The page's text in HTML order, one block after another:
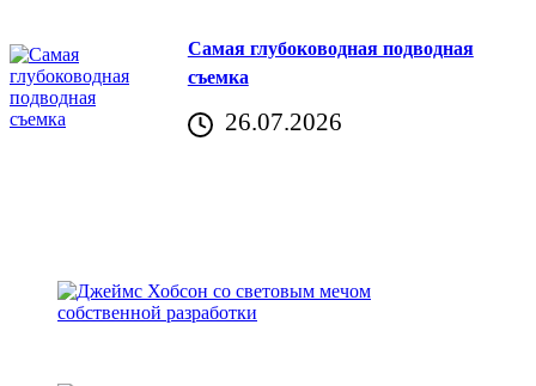
Самая глубоководная подводная
съемка
26.07.2026